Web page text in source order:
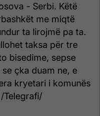
- Serbi. Këtë
me miqtë
ta lirojmë pa ta.
taksa për tre
bisedime, sepse
çka duam ne, e
kryetari i komunës
Telegrafi/